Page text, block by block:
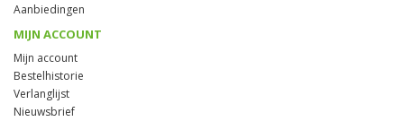
Aanbiedingen
MIJN ACCOUNT
Mijn account
Bestelhistorie
Verlanglijst
Nieuwsbrief